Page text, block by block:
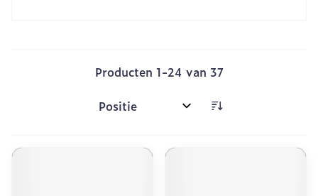
Producten 1-24 van 37
Sorteer op: